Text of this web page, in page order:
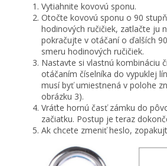
Vytiahnite kovovú sponu.
Otočte kovovú sponu o 90
hodinových ručičiek, zatlačte ju
pokračujte v otáčaní o ďalších
smeru hodinových ručičiek.
Nastavte si vlastnú kombináciu
otáčaním číselníka do vypuklej
musí byť umiestnená v polohe
obrázku 3).
Vráťte hornú časť zámku do
začiatku. Postup je teraz
Ak chcete zmeniť heslo,